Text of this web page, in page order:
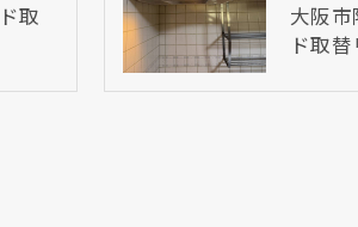
取
大阪
ド取